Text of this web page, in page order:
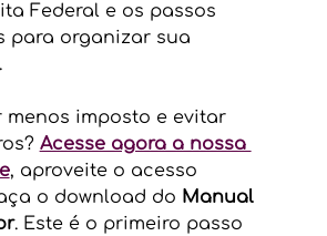
Federal e os passos
para organizar sua
menos imposto e evitar
Acesse agora a nossa
, aproveite o acesso
o download do Manual
. Este é o primeiro passo